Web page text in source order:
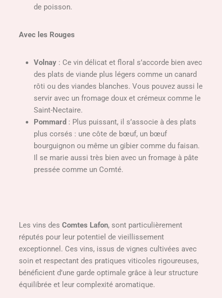
de poisson.
Avec les Rouges
Volnay : Ce vin délicat et floral s’accorde bien avec
des plats de viande plus légers comme un canard
rôti ou des viandes blanches. Vous pouvez aussi le
servir avec un fromage doux et crémeux comme le
Saint-Nectaire.
Pommard : Plus puissant, il s’associe à des plats
plus corsés : une côte de bœuf, un bœuf
bourguignon ou même un gibier comme du faisan.
Il se marie aussi très bien avec un fromage à pâte
pressée comme un Comté.
Les vins des Comtes Lafon, sont particulièrement
réputés pour leur potentiel de vieillissement
exceptionnel. Ces vins, issus de vignes cultivées avec
soin et respectant des pratiques viticoles rigoureuses,
bénéficient d’une garde optimale grâce à leur structure
équilibrée et leur complexité aromatique.